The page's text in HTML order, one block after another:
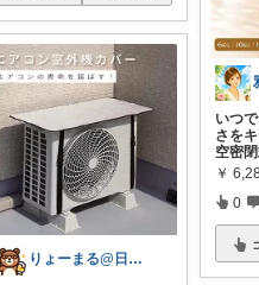
りょーまる@日用品×ファッション
いつ
さを
空密
￥
0